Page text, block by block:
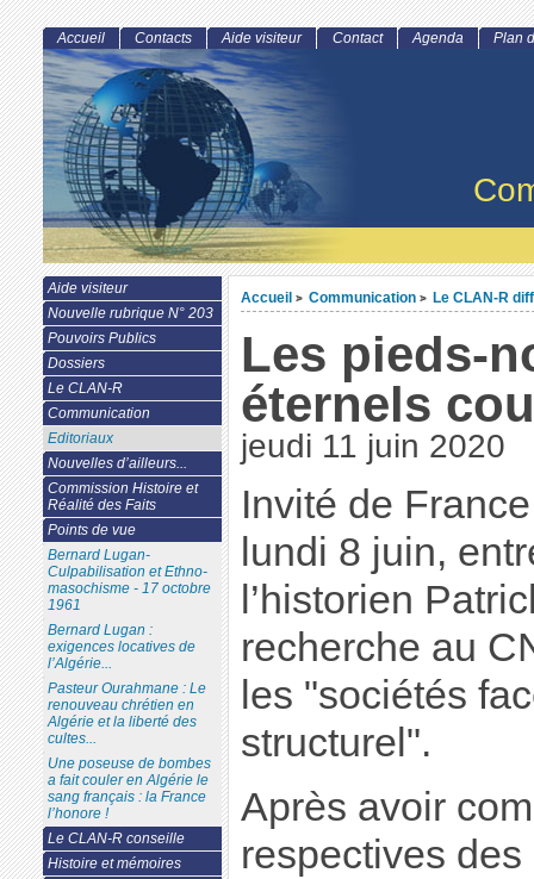
Accueil > Communication > Le CLAN-R
Les pieds-
éternels
jeudi 11 juin 2020
Invité de
lundi 8 juin,
l’historien
recherche au
les "sociétés
structurel".
Après avoir
respectives
Accueil Contacts Aide visiteur Contact Agenda Plan
Aide visiteur
Nouvelle rubrique N° 203
Pouvoirs Publics
Dossiers
Le CLAN-R
Communication
Editoriaux
Nouvelles d’ailleurs...
Commission Histoire et
Réalité des Faits
Points de vue
Bernard Lugan-
Culpabilisation et Ethno-
masochisme - 17 octobre
1961
Bernard Lugan :
exigences locatives de
l’Algérie...
Pasteur Ourahmane : Le
renouveau chrétien en
Algérie et la liberté des
cultes...
Une poseuse de bombes
a fait couler en Algérie le
sang français : la France
l’honore !
Le CLAN-R conseille
Histoire et mémoires